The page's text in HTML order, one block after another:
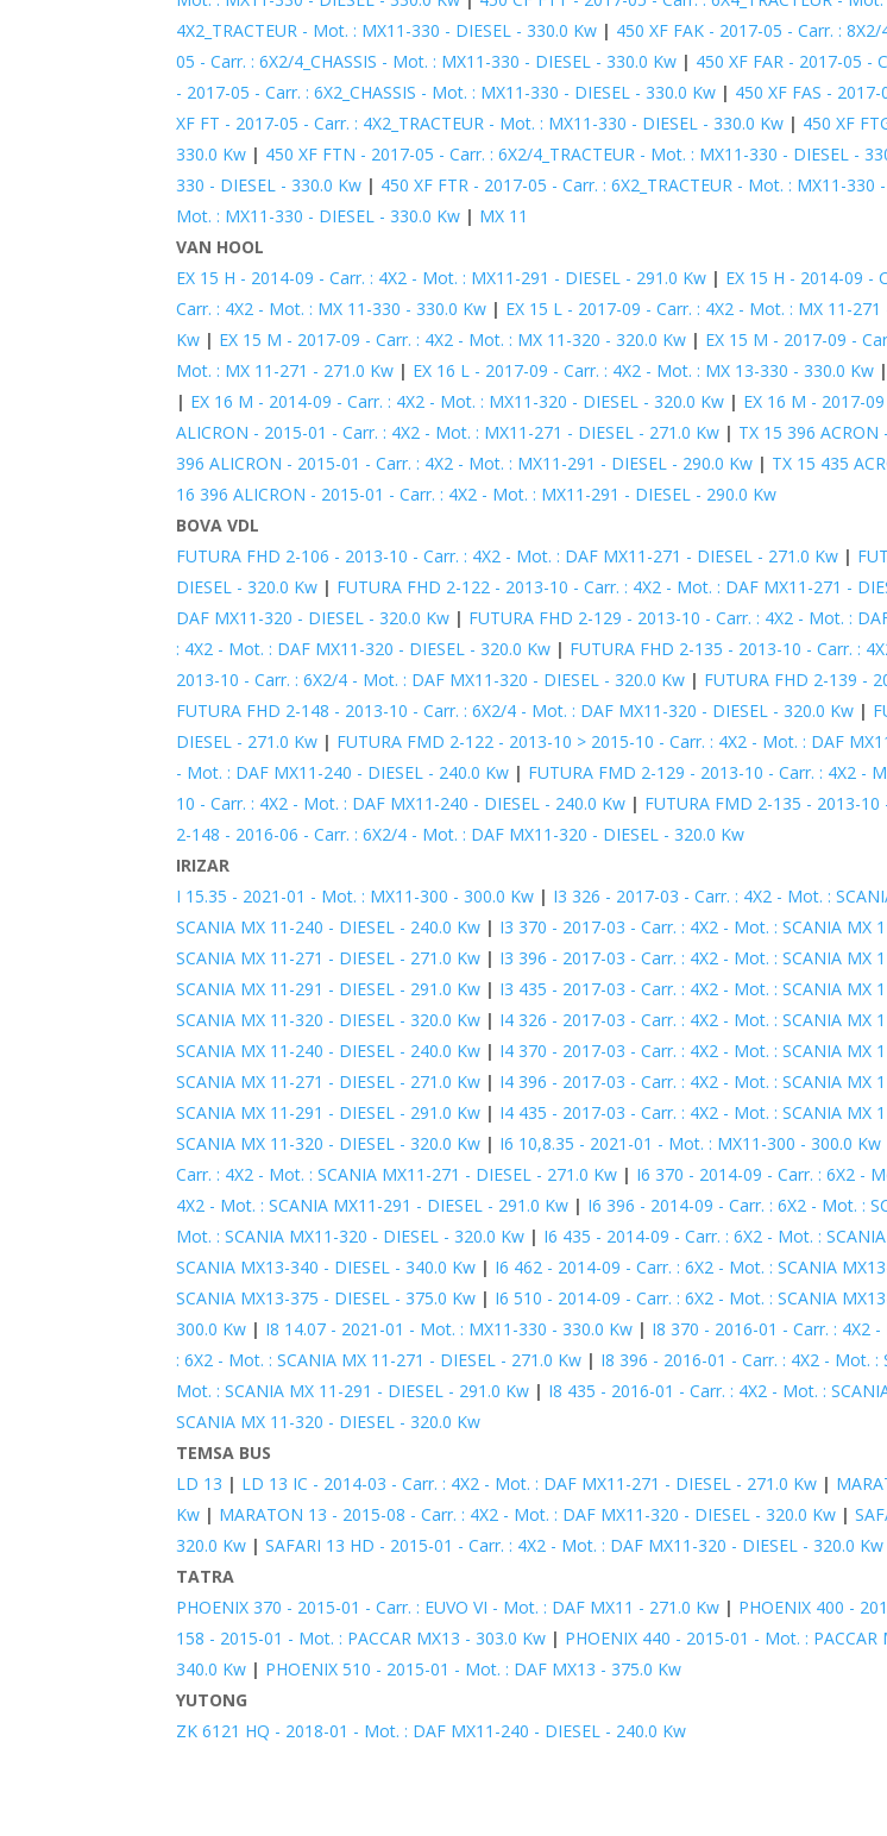
4X2_TRACTEUR - Mot. : MX11-330 - DIESEL - 330.0 Kw | 450 XF FAK - 2017-05 - Carr. :
05 - Carr. : 6X2/4_CHASSIS - Mot. : MX11-330 - DIESEL - 330.0 Kw | 450 XF FAR - 2017-05 -
- 2017-05 - Carr. : 6X2_CHASSIS - Mot. : MX11-330 - DIESEL - 330.0 Kw | 450 XF FAS -
XF FT - 2017-05 - Carr. : 4X2_TRACTEUR - Mot. : MX11-330 - DIESEL - 330.0 Kw | 450 XF
330.0 Kw | 450 XF FTN - 2017-05 - Carr. : 6X2/4_TRACTEUR - Mot. : MX11-330 - DIESEL -
330 - DIESEL - 330.0 Kw | 450 XF FTR - 2017-05 - Carr. : 6X2_TRACTEUR - Mot. : MX11-330
Mot. : MX11-330 - DIESEL - 330.0 Kw | MX 11
VAN HOOL
EX 15 H - 2014-09 - Carr. : 4X2 - Mot. : MX11-291 - DIESEL - 291.0 Kw | EX 15 H - 2014-09 -
Carr. : 4X2 - Mot. : MX 11-330 - 330.0 Kw | EX 15 L - 2017-09 - Carr. : 4X2 - Mot. : MX 11-
Kw | EX 15 M - 2017-09 - Carr. : 4X2 - Mot. : MX 11-320 - 320.0 Kw | EX 15 M - 2017-09 -
Mot. : MX 11-271 - 271.0 Kw | EX 16 L - 2017-09 - Carr. : 4X2 - Mot. : MX 13-330 - 330.0 Kw |
| EX 16 M - 2014-09 - Carr. : 4X2 - Mot. : MX11-320 - DIESEL - 320.0 Kw | EX 16 M - 2017-
ALICRON - 2015-01 - Carr. : 4X2 - Mot. : MX11-271 - DIESEL - 271.0 Kw | TX 15 396
396 ALICRON - 2015-01 - Carr. : 4X2 - Mot. : MX11-291 - DIESEL - 290.0 Kw | TX 15 435
16 396 ALICRON - 2015-01 - Carr. : 4X2 - Mot. : MX11-291 - DIESEL - 290.0 Kw
BOVA VDL
FUTURA FHD 2-106 - 2013-10 - Carr. : 4X2 - Mot. : DAF MX11-271 - DIESEL - 271.0 Kw |
DIESEL - 320.0 Kw | FUTURA FHD 2-122 - 2013-10 - Carr. : 4X2 - Mot. : DAF MX11-271 -
DAF MX11-320 - DIESEL - 320.0 Kw | FUTURA FHD 2-129 - 2013-10 - Carr. : 4X2 - Mot. :
: 4X2 - Mot. : DAF MX11-320 - DIESEL - 320.0 Kw | FUTURA FHD 2-135 - 2013-10 - Carr. :
2013-10 - Carr. : 6X2/4 - Mot. : DAF MX11-320 - DIESEL - 320.0 Kw | FUTURA FHD 2-139 -
FUTURA FHD 2-148 - 2013-10 - Carr. : 6X2/4 - Mot. : DAF MX11-320 - DIESEL - 320.0 Kw |
DIESEL - 271.0 Kw | FUTURA FMD 2-122 - 2013-10 > 2015-10 - Carr. : 4X2 - Mot. : DAF
- Mot. : DAF MX11-240 - DIESEL - 240.0 Kw | FUTURA FMD 2-129 - 2013-10 - Carr. : 4X2 -
10 - Carr. : 4X2 - Mot. : DAF MX11-240 - DIESEL - 240.0 Kw | FUTURA FMD 2-135 - 2013-
2-148 - 2016-06 - Carr. : 6X2/4 - Mot. : DAF MX11-320 - DIESEL - 320.0 Kw
IRIZAR
I 15.35 - 2021-01 - Mot. : MX11-300 - 300.0 Kw | I3 326 - 2017-03 - Carr. : 4X2 - Mot. :
SCANIA MX 11-240 - DIESEL - 240.0 Kw | I3 370 - 2017-03 - Carr. : 4X2 - Mot. : SCANIA MX
SCANIA MX 11-271 - DIESEL - 271.0 Kw | I3 396 - 2017-03 - Carr. : 4X2 - Mot. : SCANIA MX
SCANIA MX 11-291 - DIESEL - 291.0 Kw | I3 435 - 2017-03 - Carr. : 4X2 - Mot. : SCANIA MX
SCANIA MX 11-320 - DIESEL - 320.0 Kw | I4 326 - 2017-03 - Carr. : 4X2 - Mot. : SCANIA MX
SCANIA MX 11-240 - DIESEL - 240.0 Kw | I4 370 - 2017-03 - Carr. : 4X2 - Mot. : SCANIA MX
SCANIA MX 11-271 - DIESEL - 271.0 Kw | I4 396 - 2017-03 - Carr. : 4X2 - Mot. : SCANIA MX
SCANIA MX 11-291 - DIESEL - 291.0 Kw | I4 435 - 2017-03 - Carr. : 4X2 - Mot. : SCANIA MX
SCANIA MX 11-320 - DIESEL - 320.0 Kw | I6 10,8.35 - 2021-01 - Mot. : MX11-300 - 300.0 Kw
Carr. : 4X2 - Mot. : SCANIA MX11-271 - DIESEL - 271.0 Kw | I6 370 - 2014-09 - Carr. : 6X2 -
4X2 - Mot. : SCANIA MX11-291 - DIESEL - 291.0 Kw | I6 396 - 2014-09 - Carr. : 6X2 - Mot. :
Mot. : SCANIA MX11-320 - DIESEL - 320.0 Kw | I6 435 - 2014-09 - Carr. : 6X2 - Mot. :
SCANIA MX13-340 - DIESEL - 340.0 Kw | I6 462 - 2014-09 - Carr. : 6X2 - Mot. : SCANIA
SCANIA MX13-375 - DIESEL - 375.0 Kw | I6 510 - 2014-09 - Carr. : 6X2 - Mot. : SCANIA
300.0 Kw | I8 14.07 - 2021-01 - Mot. : MX11-330 - 330.0 Kw | I8 370 - 2016-01 - Carr. : 4X2
: 6X2 - Mot. : SCANIA MX 11-271 - DIESEL - 271.0 Kw | I8 396 - 2016-01 - Carr. : 4X2 - Mot. :
Mot. : SCANIA MX 11-291 - DIESEL - 291.0 Kw | I8 435 - 2016-01 - Carr. : 4X2 - Mot. :
SCANIA MX 11-320 - DIESEL - 320.0 Kw
TEMSA BUS
LD 13 | LD 13 IC - 2014-03 - Carr. : 4X2 - Mot. : DAF MX11-271 - DIESEL - 271.0 Kw |
Kw | MARATON 13 - 2015-08 - Carr. : 4X2 - Mot. : DAF MX11-320 - DIESEL - 320.0 Kw |
320.0 Kw |SAFARI 13 HD - 2015-01 - Carr. : 4X2 - Mot. : DAF MX11-320 - DIESEL - 320.0 Kw
TATRA
PHOENIX 370 - 2015-01 - Carr. : EUVO VI - Mot. : DAF MX11 - 271.0 Kw | PHOENIX 400 -
158 - 2015-01 - Mot. : PACCAR MX13 - 303.0 Kw | PHOENIX 440 - 2015-01 - Mot. : PACCAR
340.0 Kw | PHOENIX 510 - 2015-01 - Mot. : DAF MX13 - 375.0 Kw
YUTONG
ZK 6121 HQ - 2018-01 - Mot. : DAF MX11-240 - DIESEL - 240.0 Kw